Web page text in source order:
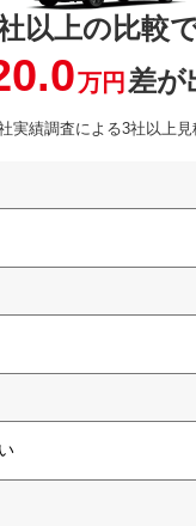
以上の比較
万円 差が
実績調査による3社以上